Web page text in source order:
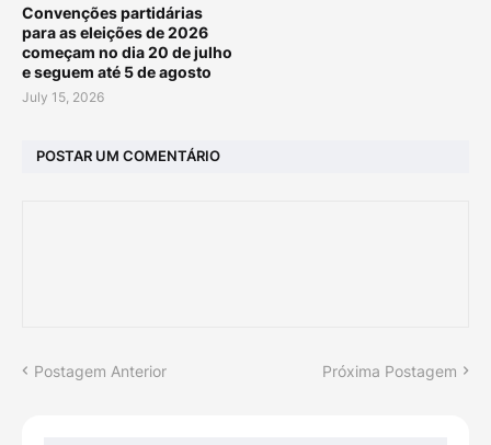
Convenções partidárias
para as eleições de 2026
começam no dia 20 de julho
e seguem até 5 de agosto
July 15, 2026
POSTAR UM COMENTÁRIO
Postagem Anterior Próxima Postagem